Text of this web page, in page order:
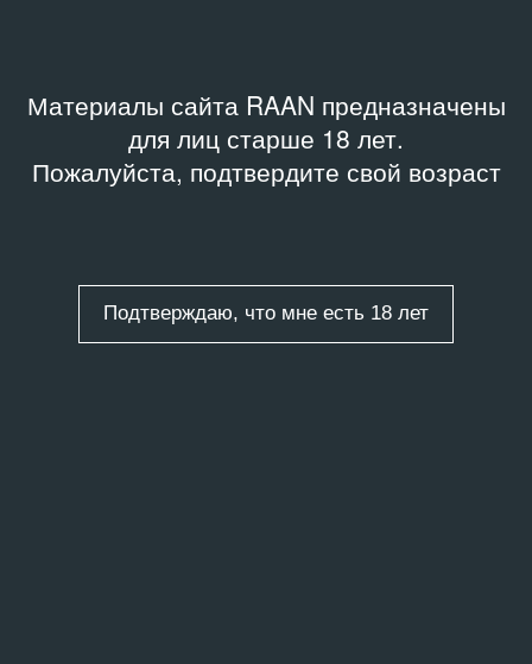
Материалы сайта RAAN предназначены
для лиц старше 18 лет.
Пожалуйста, подтвердите свой возраст
Подтверждаю, что мне есть 18 лет